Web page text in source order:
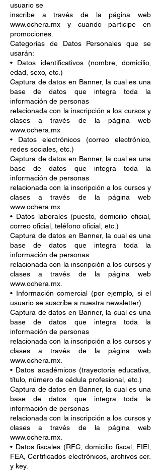
usuario se
inscribe a través de la página web
www.ochera.mx y cuando participe en
promociones.
Categorías de Datos Personales que se
usarán:
• Datos identificativos (nombre, domicilio,
edad, sexo, etc.)
Captura de datos en Banner, la cual es una
base de datos que integra toda la
información de personas
relacionada con la inscripción a los cursos y
clases a través de la página web
www.ochera.mx
• Datos electrónicos (correo electrónico,
redes sociales, etc.)
Captura de datos en Banner, la cual es una
base de datos que integra toda la
información de personas
relacionada con la inscripción a los cursos y
clases a través de la página web
www.ochera.mx.
• Datos laborales (puesto, domicilio oficial,
correo oficial, teléfono oficial, etc.)
Captura de datos en Banner, la cual es una
base de datos que integra toda la
información de personas
relacionada con la inscripción a los cursos y
clases a través de la página web
www.ochera.mx.
• Información comercial (por ejemplo, si el
usuario se suscribe a nuestra newsletter).
Captura de datos en Banner, la cual es una
base de datos que integra toda la
información de personas
relacionada con la inscripción a los cursos y
clases a través de la página web
www.ochera.mx.
• Datos académicos (trayectoria educativa,
título, número de cédula profesional, etc.)
Captura de datos en Banner, la cual es una
base de datos que integra toda la
información de personas
relacionada con la inscripción a los cursos y
clases a través de la página web
www.ochera.mx.
• Datos fiscales (RFC, domicilio fiscal, FIEl,
FEA, Certificados electrónicos, archivos cer.
y key.